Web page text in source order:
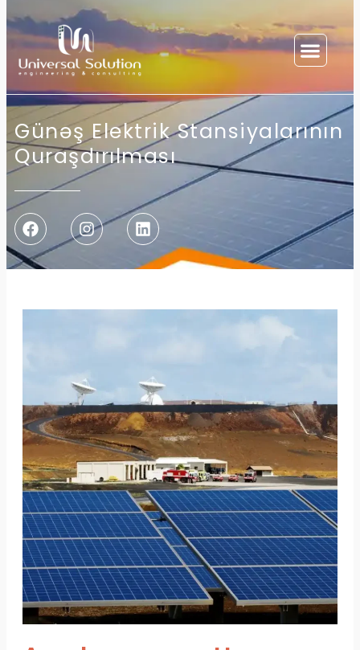
Günəş Elektrik Stansiyalarının
Quraşdırılması